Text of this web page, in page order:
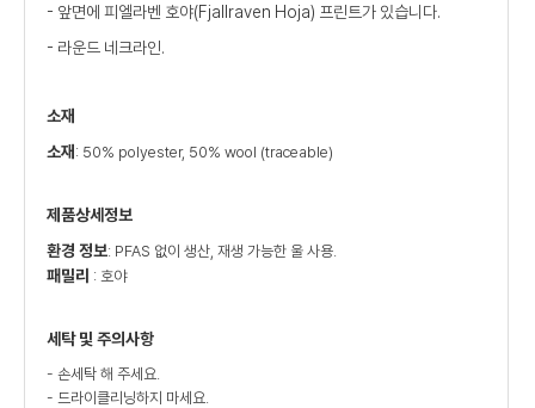
- 앞면에 피엘라벤 호야(Fjallraven Hoja) 프린트가 있습니다.
- 라운드 네크라인.
소재
소재 : 50% polyester, 50% wool (traceable)
제품상세정보
환경 정보: PFAS 없이 생산, 재생 가능한 울 사용.
패밀리 : 호야
세탁 및 주의사항
- 손세탁 해 주세요.
- 드라이클리닝하지 마세요.